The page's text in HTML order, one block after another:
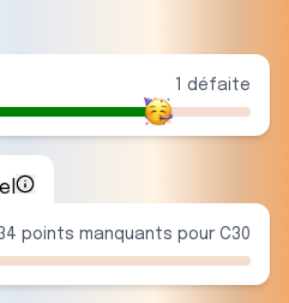
défaite
points manquants pour C30